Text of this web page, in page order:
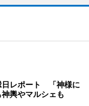
日レポート 「神様に
輿やマルシェも